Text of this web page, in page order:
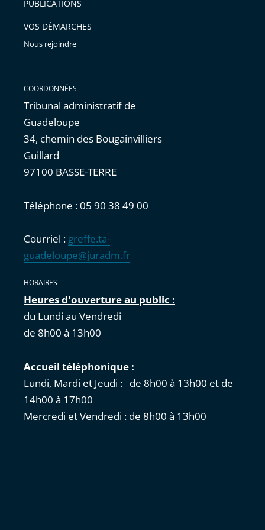
avant
PUBLICATIONS
VOS DÉMARCHES
Nous rejoindre
COORDONNÉES
Tribunal administratif de
Guadeloupe
34, chemin des Bougainvilliers
Guillard
97100 BASSE-TERRE
Téléphone : 05 90 38 49 00
Courriel : greffe.ta-
guadeloupe@juradm.fr
HORAIRES
Heures d'ouverture au public :
du Lundi au Vendredi
de 8h00 à 13h00
Accueil téléphonique :
Lundi, Mardi et Jeudi : de 8h00 à 13h00 et de
14h00 à 17h00
Mercredi et Vendredi : de 8h00 à 13h00